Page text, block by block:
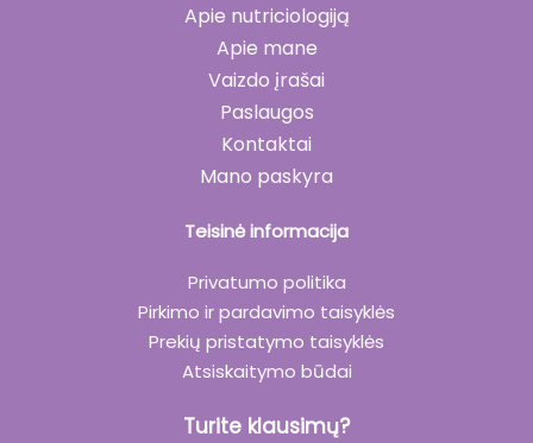
Apie nutriciologiją
Apie mane
Vaizdo įrašai
Paslaugos
Kontaktai
Mano paskyra
Teisinė informacija
Privatumo politika
Pirkimo ir pardavimo taisyklės
Prekių pristatymo taisyklės
Atsiskaitymo būdai
Turite klausimų?